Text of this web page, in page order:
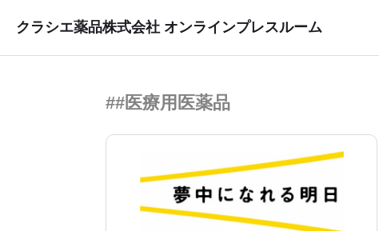
クラシエ薬品株式会社 オンラインプレスルーム
##医療用医薬品